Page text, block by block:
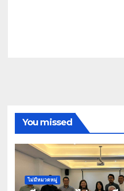
You missed
ไม่มีหมวดหมู่